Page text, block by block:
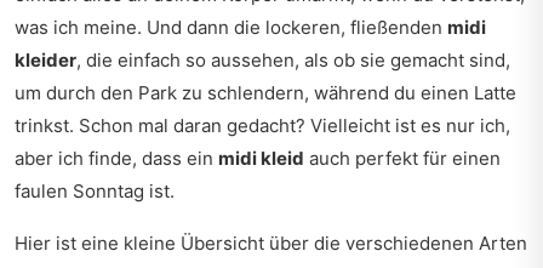
was ich meine. Und dann die lockeren, fließenden midi
kleider, die einfach so aussehen, als ob sie gemacht sind,
um durch den Park zu schlendern, während du einen Latte
trinkst. Schon mal daran gedacht? Vielleicht ist es nur ich,
aber ich finde, dass ein midi kleid auch perfekt für einen
faulen Sonntag ist.
Hier ist eine kleine Übersicht über die verschiedenen Arten